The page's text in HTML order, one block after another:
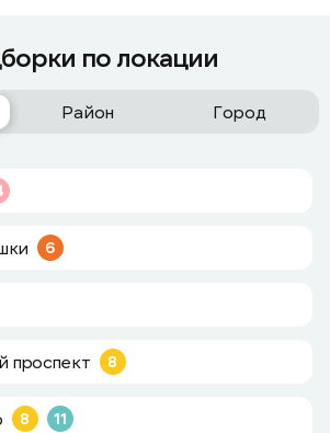
по локации
Район Город
6
проспект 8
8 11